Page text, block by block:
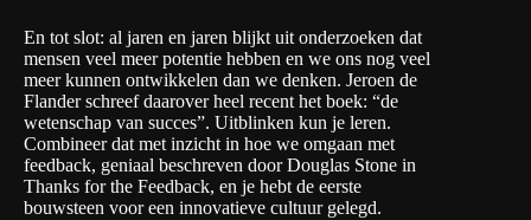
En tot slot: al jaren en jaren blijkt uit onderzoeken dat
mensen veel meerpotentie hebben en we ons nog veel
meer kunnen ontwikkelen dan we denken. Jeroen de
Flander schreef daarover heel recent het boek: “de
wetenschap van succes”. Uitblinken kun je leren.
Combineer dat met inzicht in hoe we omgaan met
feedback, geniaal beschreven door Douglas Stone in
Thanks for the Feedback, en je hebt de eerste
bouwsteen voor een innovatieve cultuur gelegd.